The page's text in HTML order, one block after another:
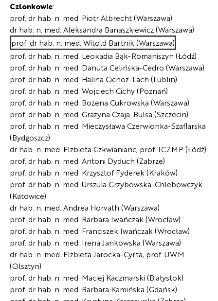
Członkowie:
prof. dr hab. n. med. Piotr Albrecht (Warszawa)
dr hab. n. med. Aleksandra Banaszkiewicz (Warszawa)
prof. dr hab. n. med. Witold Bartnik (Warszawa)
prof. dr hab. n. med. Leokadia Bąk-Romaniszyn (Łódź)
prof. dr hab. n. med. Danuta Celińska-Cedro (Warszawa)
prof. dr hab. n. med. Halina Cichoż-Lach (Lublin)
prof. dr hab. n. med. Wojciech Cichy (Poznań)
prof. dr hab. n. med. Bożena Cukrowska (Warszawa)
prof. dr hab. n. med. Grażyna Czaja-Bulsa (Szczecin)
prof. dr hab. n. med. Mieczysława Czerwionka-Szaflarska
(Bydgoszcz)
dr hab. n. med. Elżbieta Czkwianianc, prof. ICZMP (Łódź)
prof. dr hab. n. med. Antoni Dyduch (Zabrze)
prof. dr hab. n. med. Krzysztof Fyderek (Kraków)
prof. dr hab. n. med. Urszula Grzybowska-Chlebowczyk
(Katowice)
dr hab. n. med. Andrea Horvath (Warszawa)
prof. dr hab. n. med. Barbara Iwańczak (Wrocław)
prof. dr hab. n. med. Franciszek Iwańczak (Wrocław)
prof. dr hab. n. med. Irena Jankowska (Warszawa)
dr hab. n. med. Elżbieta Jarocka-Cyrta, prof. UWM
(Olsztyn)
prof. dr hab. n. med. Maciej Kaczmarski (Białystok)
prof. dr hab. n. med. Barbara Kamińska (Gdańsk)